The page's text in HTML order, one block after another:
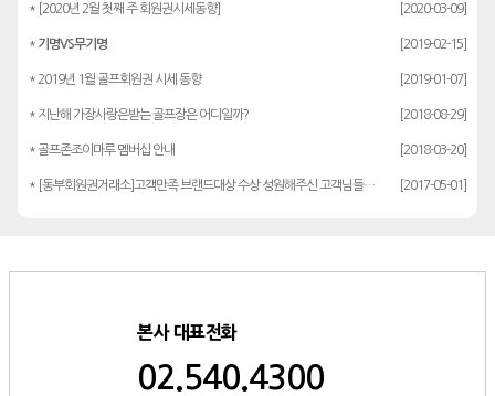
* [2020년 2월 첫째 주 회원권시세동향] [2020-03-09]
* 기명VS무기명 [2019-02-15]
* 2019년 1월 골프회원권 시세 동향 [2019-01-07]
* 지난해 가장사랑은받는 골프장은 어디일까? [2018-08-29]
* 골프존조이마루 멤버십 안내 [2018-03-20]
* [동부회원권거래소]고객만족 브랜드대상 수상 성원해주신 고객님들께 감사드립… [2017-05-01]
본사 대표전화
02.540.4300